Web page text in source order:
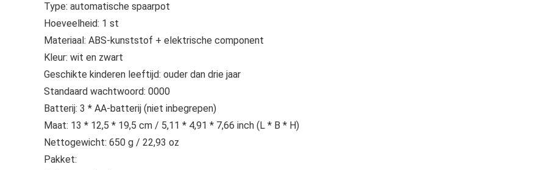
Type: automatische spaarpot
Hoeveelheid: 1 st
Materiaal: ABS-kunststof + elektrische component
Kleur: wit en zwart
Geschikte kinderen leeftijd: ouder dan drie jaar
Standaard wachtwoord: 0000
Batterij: 3 * AA-batterij (niet inbegrepen)
Maat: 13 * 12,5 * 19,5 cm / 5,11 * 4,91 * 7,66 inch (L * B * H)
Nettogewicht: 650 g / 22,93 oz
Pakket: